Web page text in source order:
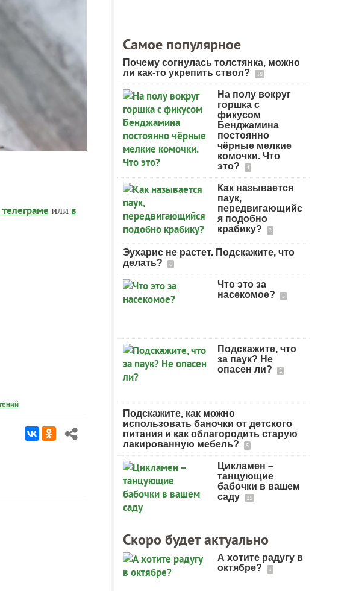
телеграме или в
Самое популярное
Почему согнулась толстянка, можно
ли как-то укрепить ствол?
18
На полу вокруг
горшка с
фикусом
Бенджамина
постоянно
чёрные мелкие
комочки. Что
это?
4
Как называется
паук,
передвигающийс
я подобно
крабику?
2
Эухарис не растет. Подскажите, что
делать?
6
Что это за
насекомое?
5
Подскажите, что
за паук? Не
опасен ли?
2
Подскажите, как можно
использовать баночки от детского
питания и как облагородить старую
лакированную мебель?
5
Цикламен –
танцующие
бабочки в вашем
саду
25
Скоро будет актуально
А хотите радугу в
октябре?
1